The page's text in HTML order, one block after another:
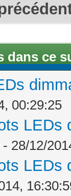
dans ce
00:29:25
LEDs
- 28/12/
LEDs